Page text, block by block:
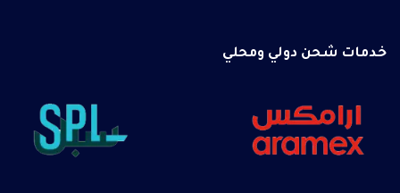
خدمات شحن دولي ومحلي